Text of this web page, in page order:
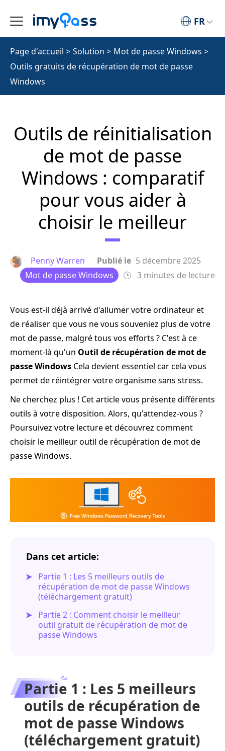
FR
Page d'accueil > Solution > Mot de passe Windows >
Outils gratuits de récupération de mot de passe
Windows
Outils de réinitialisation
de mot de passe
Windows : comparatif
pour vous aider à
choisir le meilleur
Penny Warren Publié le 5 décembre 2025
Mot de passe Windows
3 minutes de lecture
Vous est-il déjà arrivé d'allumer votre ordinateur et
de réaliser que vous ne vous souveniez plus de votre
mot de passe, malgré tous vos efforts ? C'est à ce
moment-là qu'un Outil de récupération de mot de
passe Windows Cela devient essentiel car cela vous
permet de réintégrer votre organisme sans stress.
Ne cherchez plus ! Cet article vous présente différents
outils à votre disposition. Alors, qu'attendez-vous ?
Poursuivez votre lecture et découvrez comment
choisir le meilleur outil de récupération de mot de
passe Windows.
Dans cet article:
Partie 1 : Les 5 meilleurs outils de
récupération de mot de passe Windows
(téléchargement gratuit)
Partie 2 : Comment choisir le meilleur
outil gratuit de récupération de mot de
passe Windows
Partie 1 : Les 5 meilleurs
outils de récupération de
mot de passe Windows
(téléchargement gratuit)